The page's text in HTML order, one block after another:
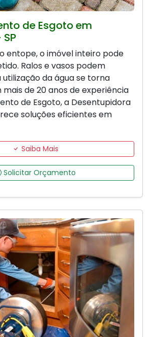
de Esgoto em
entope, o imóvel inteiro pode
Ralos e vasos podem
da água se torna
de 20 anos de experiência
de Esgoto, a Desentupidora
soluções eficientes em
Saiba Mais
Solicitar Orçamento